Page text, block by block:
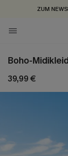
ZUM
Boho-
39,99 €